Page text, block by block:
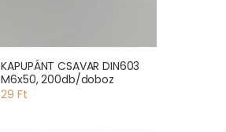
KAPUPÁNT CSAVAR DIN603
M6x50, 200db/doboz
29 Ft